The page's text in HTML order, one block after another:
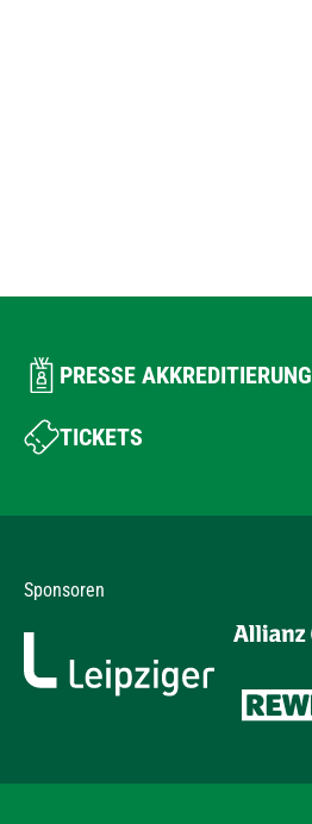
PRESSE AKKREDITIERUNG
TICKETS
Sponsoren